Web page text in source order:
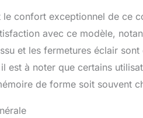
excellent coussin de
des personnes que vous aimez
confort exceptionnel de ce
avec ce modèle,
et les fermetures éclair
est à noter que certains
de forme soit souvent